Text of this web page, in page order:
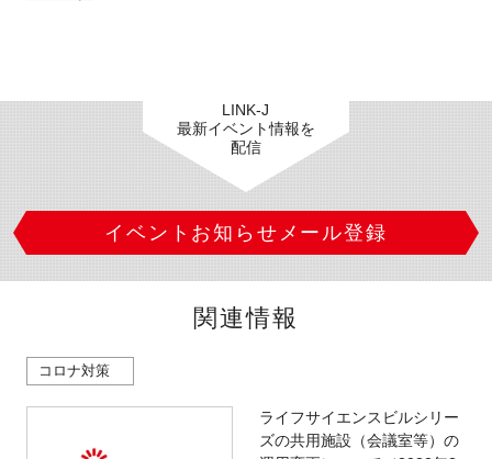
閉じる
LINK-J
最新イベント情報を
配信
イベントお知らせメール登録
関連情報
コロナ対策
ライフサイエンスビルシリー
ズの共用施設（会議室等）の